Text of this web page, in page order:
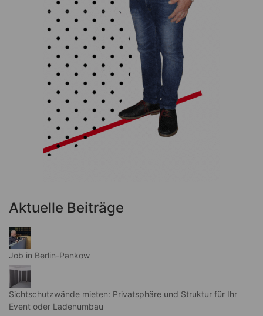
Aktuelle Beiträge
Job in Berlin-Pankow
Sichtschutzwände mieten: Privatsphäre und Struktur für Ihr
Event oder Ladenumbau